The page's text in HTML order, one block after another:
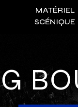
MATÉRIEL
SCÉNIQUE